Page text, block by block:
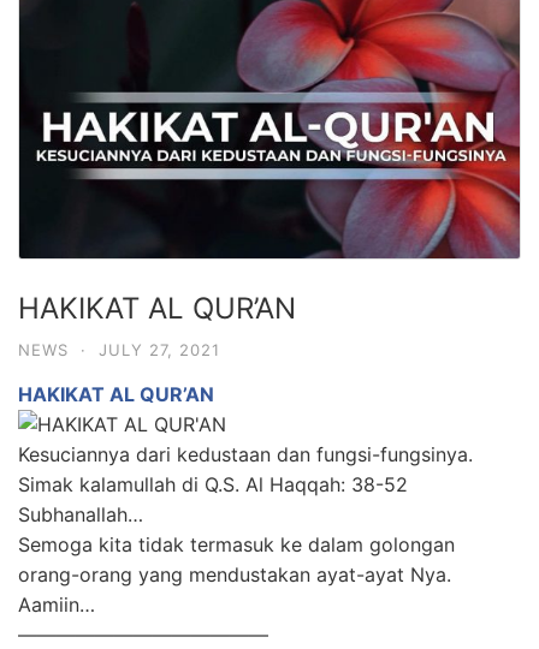
HAKIKAT AL QUR’AN
NEWS · JULY 27, 2021
HAKIKAT AL QUR’AN
Kesuciannya dari kedustaan dan fungsi-fungsinya.
Simak kalamullah di Q.S. Al Haqqah: 38-52
Subhanallah…
Semoga kita tidak termasuk ke dalam golongan
orang-orang yang mendustakan ayat-ayat Nya.
Aamiin…
—————————————